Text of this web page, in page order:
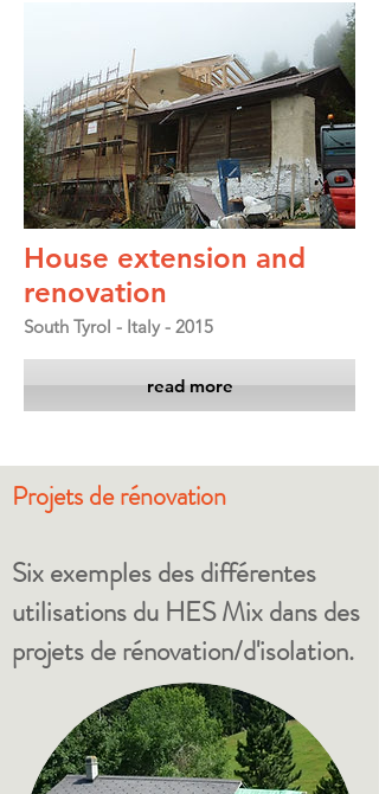
House extension and
renovation
South Tyrol - Italy - 2015
read more
Projets de rénovation
Six exemples des différentes
utilisations du HES Mix dans des
projets de rénovation/d'isolation.